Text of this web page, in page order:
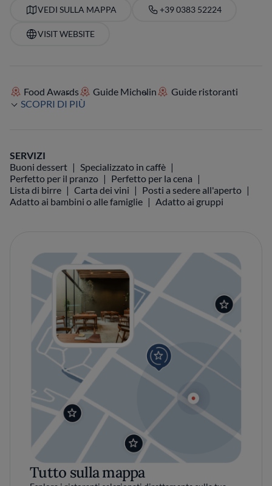
VEDI SULLA MAPPA +39 0383 52224
VISIT WEBSITE
Food Awards Guide Michelin
Guide ristoranti
SCOPRI DI PIÙ
SERVIZI
Buoni dessert
Specializzato in caffè
Perfetto per il pranzo
Perfetto per la cena
Lista di birre
Carta dei vini
Posti a sedere all'aperto
Adatto ai bambini o alle famiglie
Adatto ai gruppi
Tutto sulla mappa